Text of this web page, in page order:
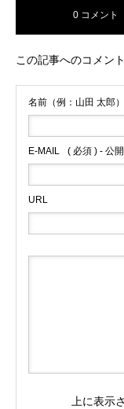
0 コメント
この記事へのコメン
名前（例：山田 太郎）
E-MAIL ( 必須 ) - 公
URL
上に表示